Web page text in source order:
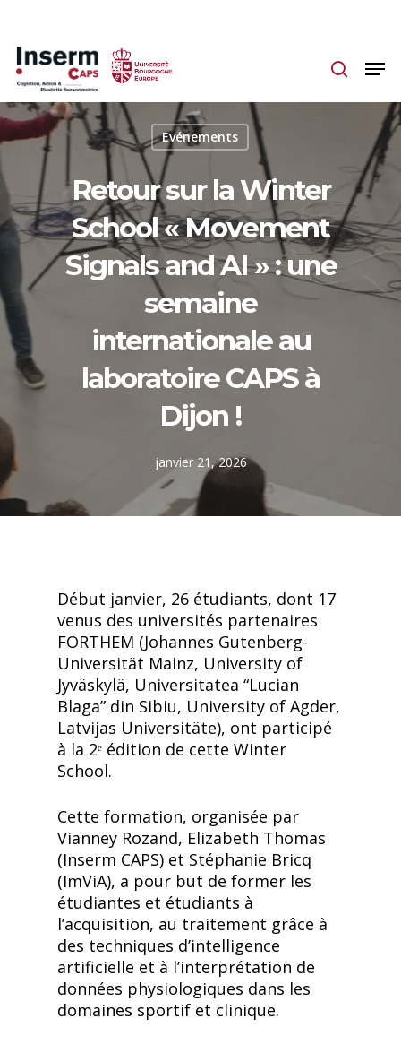
main
content
Evénements
Retour sur la Winter
School « Movement
Signals and AI » : une
semaine
internationale au
laboratoire CAPS à
Dijon !
janvier 21, 2026
Début janvier, 26 étudiants, dont 17
venus des universités partenaires
FORTHEM (Johannes Gutenberg-
Universität Mainz, University of
Jyväskylä, Universitatea “Lucian
Blaga” din Sibiu, University of Agder,
Latvijas Universitäte), ont participé
à la 2ᵉ édition de cette Winter
School.
Cette formation, organisée par
Vianney Rozand, Elizabeth Thomas
(Inserm CAPS) et Stéphanie Bricq
(ImViA), a pour but de former les
étudiantes et étudiants à
l’acquisition, au traitement grâce à
des techniques d’intelligence
artificielle et à l’interprétation de
données physiologiques dans les
domaines sportif et clinique.